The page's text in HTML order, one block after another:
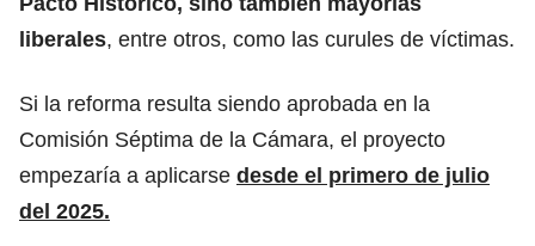
liberales, entre otros, como las curules de víctimas.
Si la reforma resulta siendo aprobada en la
Comisión Séptima de la Cámara, el proyecto
empezaría a aplicarse desde el primero de julio
del 2025.